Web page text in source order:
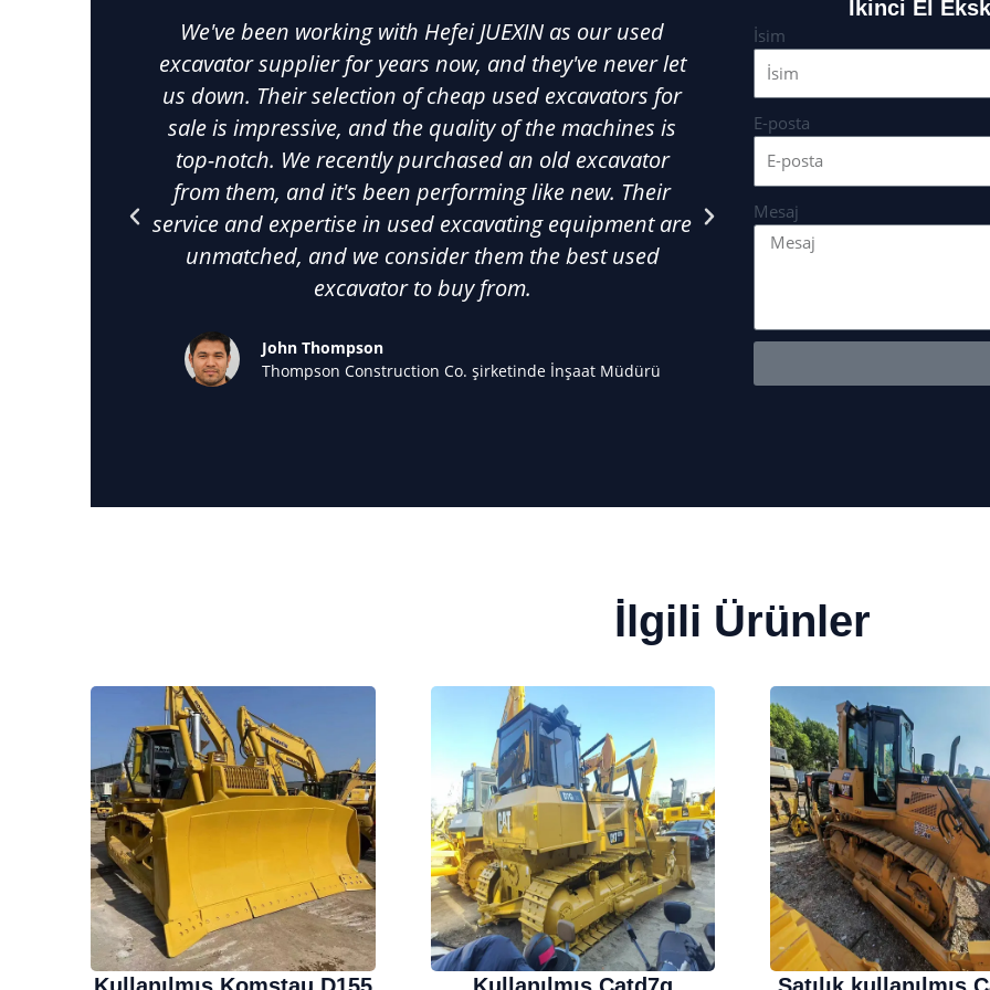
We've been working with Hefei JUEXIN as our used
excavator supplier for years now, and they've never let
us down. Their selection of cheap used excavators for
sale is impressive, and the quality of the machines is
top-notch. We recently purchased an old excavator
from them, and it's been performing like new. Their
service and expertise in used excavating equipment are
unmatched, and we consider them the best used
excavator to buy from.
John Thompson
Thompson Construction Co. şirketinde İnşaat Müdürü
As a small business
at an affordable price is
our go-to used
landscaping needs.
excavators from them,
condition. The value for
knowledge about used
make the right
İkinci El
İsim
E-posta
Mesaj
İlgili Ürünler